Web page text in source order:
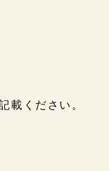
載ください。